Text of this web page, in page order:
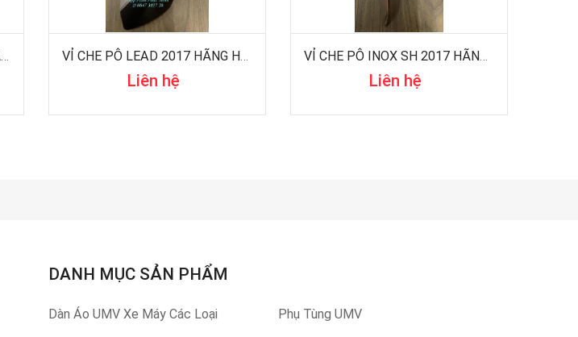
VỈ CHE PÔ VISION ĐỜI ĐẦU HÃNG HONDA VỈ CHE PÔ LEAD 2017 HÃNG HONDA
Liên hệ
VỈ CHE PÔ INOX SH 2017 HÃNG HONDA
Liên hệ
DANH MỤC SẢN PHẨM
Dàn Áo UMV Xe Máy Các Loại Phụ Tùng UMV